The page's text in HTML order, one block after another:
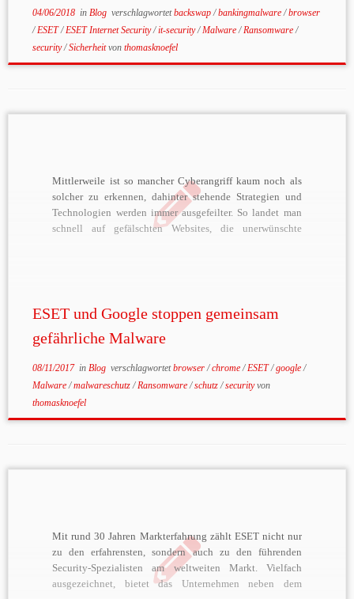
04/06/2018in Blog verschlagwortetbackswap/bankingmalware/browser
/ESET/ESET Internet Security/it-security/Malware/Ransomware/
security/Sicherheitvon thomasknoefel
Mittlerweile ist so mancher Cyberangriff kaum noch als
solcher zu erkennen, dahinter stehende Strategien und
Technologien werden immer ausgefeilter. So landet man
schnell auf gefälschten Websites, die unerwünschte
ESET und Google stoppen gemeinsam
gefährliche Malware
08/11/2017in Blog verschlagwortetbrowser/chrome/ESET/google/
Malware/malwareschutz/Ransomware/schutz/securityvon
thomasknoefel
Mit rund 30 Jahren Markterfahrung zählt ESET nicht nur
zu den erfahrensten, sondern auch zu den führenden
Security-Spezialisten am weltweiten Markt. Vielfach
ausgezeichnet, bietet das Unternehmen neben dem